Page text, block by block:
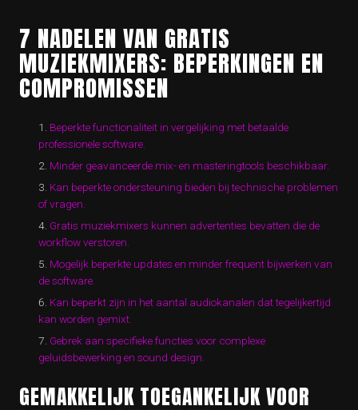
7 NADELEN VAN GRATIS
MUZIEKMIXERS: BEPERKINGEN EN
COMPROMISSEN
Beperkte functionaliteit in vergelijking met betaalde
professionele software.
Minder geavanceerde mix- en masteringtools beschikbaar.
Kan beperkte ondersteuning bieden bij technische problemen
of vragen.
Gratis muziekmixers kunnen advertenties bevatten die de
workflow verstoren.
Mogelijk beperkte updates en minder frequent bijwerken van
de software.
Kan beperkt zijn in het aantal audiokanalen dat tegelijkertijd
kan worden gemixt.
Gebrek aan specifieke functies voor complexe
geluidsbewerking en sound design.
GEMAKKELIJK TOEGANKELIJK VOOR